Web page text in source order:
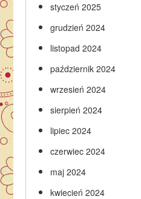
styczeń 2025
grudzień 2024
listopad 2024
październik 2024
wrzesień 2024
sierpień 2024
lipiec 2024
czerwiec 2024
maj 2024
kwiecień 2024